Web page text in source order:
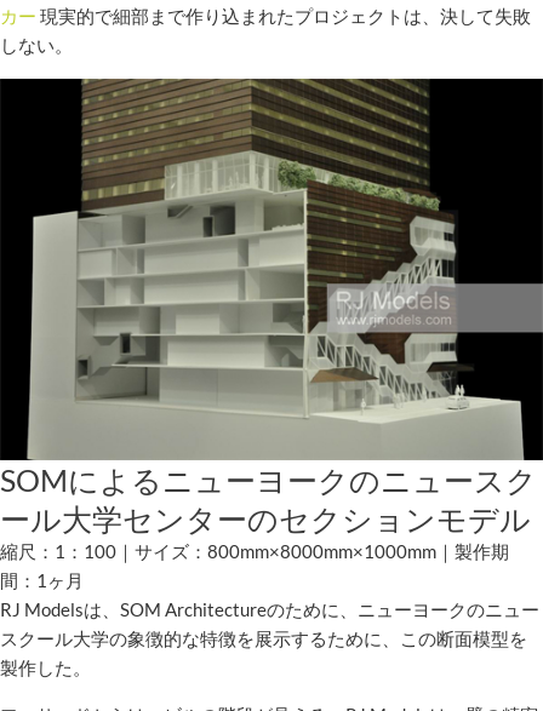
カー 現実的で細部まで作り込まれたプロジェクトは、決して失敗
しない。
SOMによるニューヨークのニュースク
ール大学センターのセクションモデル
縮尺：1：100｜サイズ：800mm×8000mm×1000mm｜製作期
間：1ヶ月
RJ Modelsは、SOM Architectureのために、ニューヨークのニュー
スクール大学の象徴的な特徴を展示するために、この断面模型を
製作した。